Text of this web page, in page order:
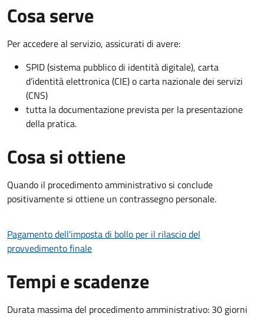
Cosa serve
Per accedere al servizio, assicurati di avere:
SPID (sistema pubblico di identità digitale), carta
d’identità elettronica (CIE) o carta nazionale dei servizi
(CNS)
tutta la documentazione prevista per la presentazione
della pratica.
Cosa si ottiene
Quando il procedimento amministrativo si conclude
positivamente si ottiene un contrassegno personale.
Pagamento dell'imposta di bollo per il rilascio del
provvedimento finale
Tempi e scadenze
Durata massima del procedimento amministrativo: 30 giorni